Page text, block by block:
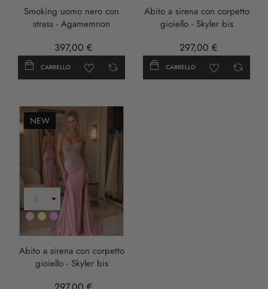
Smoking uomo nero con
strass - Agamemnon
397,00 €
CARRELLO
Abito a sirena con corpetto
gioiello - Skyler bis
297,00 €
CARRELLO
NEW
RosaOroLILLA
Abito a sirena con corpetto
gioiello - Skyler bis